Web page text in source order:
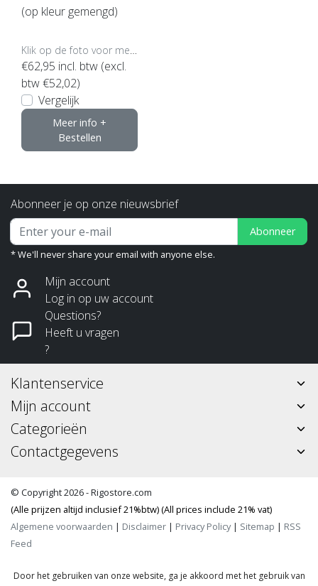
(op kleur gemengd)
€62,95 incl. btw (excl.
btw €52,02)
Vergelijk
Meer info +
Bestellen
Abonneer je op onze nieuwsbrief
Abonneer
* We'll never share your email with anyone else.
Mijn account
Log in op uw account
Questions?
Heeft u vragen
?
Klantenservice
Mijn account
Categorieën
Contactgegevens
© Copyright 2026 - Rigostore.com
(Alle prijzen altijd inclusief 21%btw) (All prices include 21% vat)
Algemene voorwaarden | Disclaimer | Privacy Policy| Sitemap | RSS
Feed
Door het gebruiken van onze website, ga je akkoord met het gebruik van